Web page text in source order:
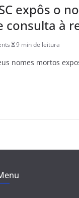
expôs o
consulta à
9 min de leitura
nomes mortos